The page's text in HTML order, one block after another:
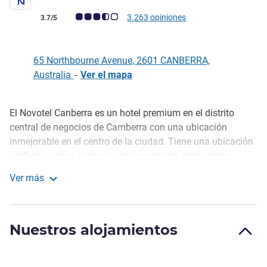
Nota de clientes de Avis (Clasificación de ALL)
3.7/5 3.263 opiniones
65 Northbourne Avenue, 2601 CANBERRA,
Australia - Ver el mapa
Descripción
El Novotel Canberra es un hotel premium en el distrito
central de negocios de Camberra con una ubicación
inmejorable en el centro de la ciudad. Tiene una ubicación
de espaciosas habitaciones, un servicio premium,
bienestar, como nuestra piscina cubierta climatizada, spa y
Ver más
Nuestros alojamientos